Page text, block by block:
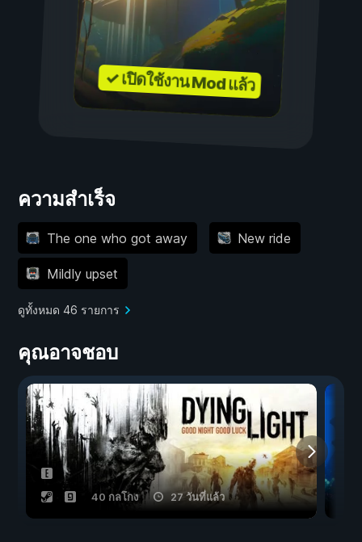
✓ เปิดใช้งาน Mod แล้ว
ความสำเร็จ
The one who got away New ride
Mildly upset
ดูทั้งหมด 46 รายการ
คุณอาจชอบ
40 กลโกง 27 วันที่แล้ว